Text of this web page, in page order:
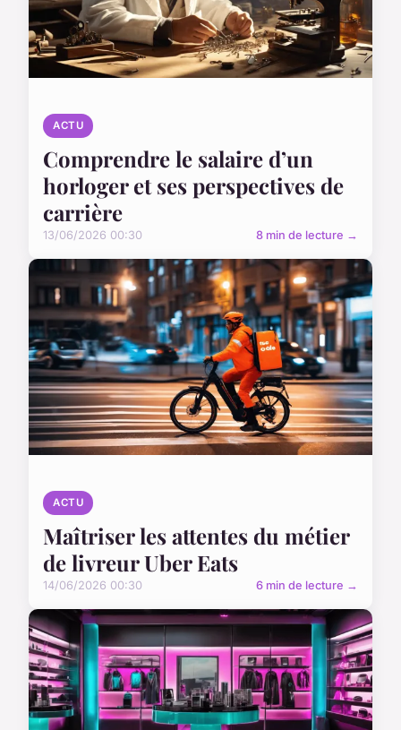
ACTU
Comprendre le salaire d’un
horloger et ses perspectives de
carrière
13/06/2026 00:30 8 min de lecture →
ACTU
Maîtriser les attentes du métier
de livreur Uber Eats
14/06/2026 00:30 6 min de lecture →